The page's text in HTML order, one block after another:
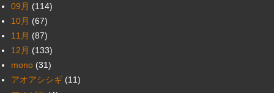
09月 (114)
10月 (67)
11月 (87)
12月 (133)
mono (31)
アオアシシギ (11)